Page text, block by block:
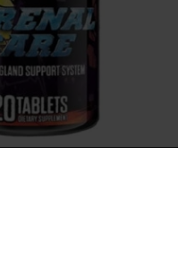
하고 정상적인 기능회복!